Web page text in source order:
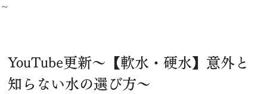
～
YouTube更新～【軟水・硬水】意外と
知らない水の選び方～